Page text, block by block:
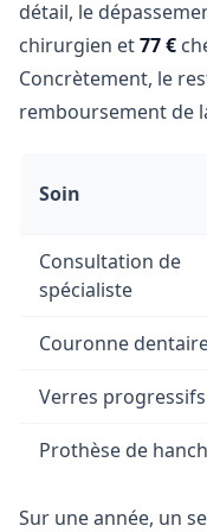
détail, le
chirurgien et77 €
Concrètement, le
remboursement de
Soin
Consultation de
spécialiste
Couronne
Verres progressifs
Prothèse de
Sur une année, un